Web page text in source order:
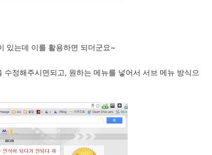
있는데 이를 활용하면 되더군요~
정해주시면되고, 원하는 메뉴를 넣어서 서브 메뉴 방식으